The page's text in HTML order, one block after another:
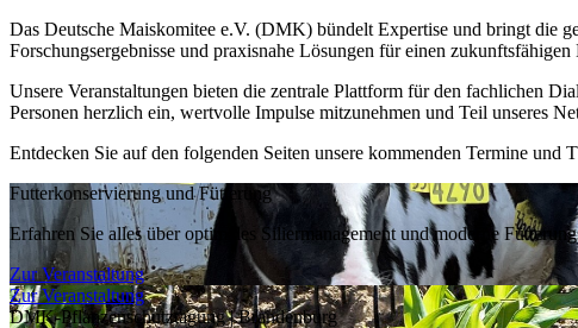
Das Deutsche Maiskomitee e.V. (DMK) bündelt Expertise und bringt die
Forschungsergebnisse und praxisnahe Lösungen für einen zukunftsfähigen
Unsere Veranstaltungen bieten die zentrale Plattform für den fachlichen
Personen herzlich ein, wertvolle Impulse mitzunehmen und Teil unseres
Entdecken Sie auf den folgenden Seiten unsere kommenden Termine
Futterkonservierung und Fütterung
Erfahren Sie alles über optimales Siliermanagement und moderne
Zur Veranstaltung
Zur Veranstaltung
DMK-Pflanzenschutztagung | Brandenburg